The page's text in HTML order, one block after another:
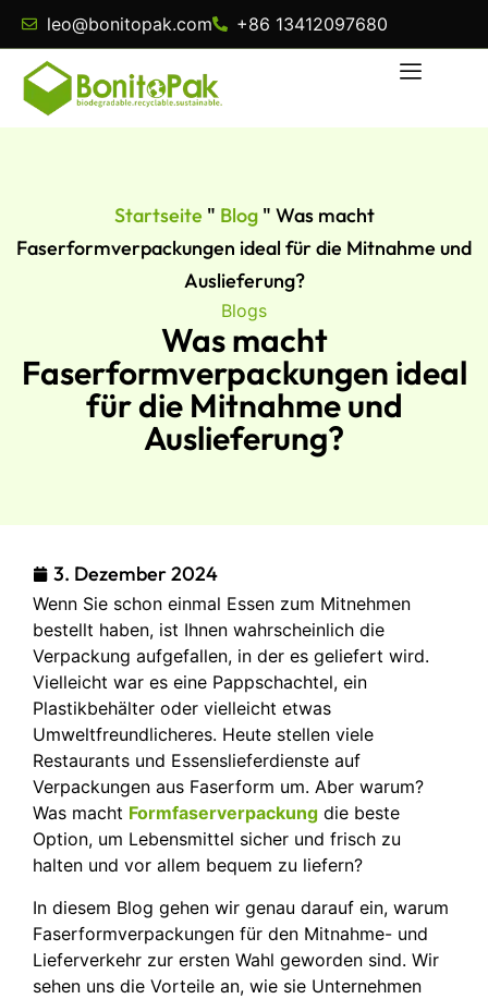
leo@bonitopak.com +86 13412097680
Startseite " Blog" Was macht
Faserformverpackungen ideal für die Mitnahme und
Auslieferung?
Blogs
Was macht
Faserformverpackungen ideal
für die Mitnahme und
Auslieferung?
3. Dezember 2024
Wenn Sie schon einmal Essen zum Mitnehmen
bestellt haben, ist Ihnen wahrscheinlich die
Verpackung aufgefallen, in der es geliefert wird.
Vielleicht war es eine Pappschachtel, ein
Plastikbehälter oder vielleicht etwas
Umweltfreundlicheres. Heute stellen viele
Restaurants und Essenslieferdienste auf
Verpackungen aus Faserform um. Aber warum?
Was macht Formfaserverpackung die beste
Option, um Lebensmittel sicher und frisch zu
halten und vor allem bequem zu liefern?
In diesem Blog gehen wir genau darauf ein, warum
Faserformverpackungen für den Mitnahme- und
Lieferverkehr zur ersten Wahl geworden sind. Wir
sehen uns die Vorteile an, wie sie Unternehmen